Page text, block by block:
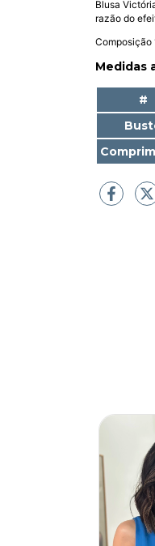
Blusa
razão do
Composição
Medidas
#